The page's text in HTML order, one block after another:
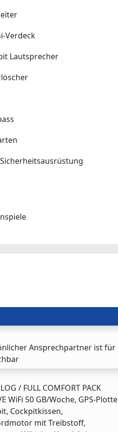
Verdeck
Lautsprecher
Ansprechpartner ist für
/ FULL COMFORT PACK
WiFi 50 GB/Woche, GPS-
Cockpitkissen,
mit Treibstoff,